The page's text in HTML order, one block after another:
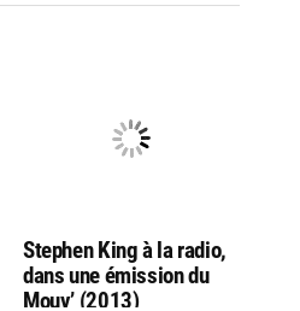
Stephen King à la radio,
dans une émission du
Mouv’ (2013)